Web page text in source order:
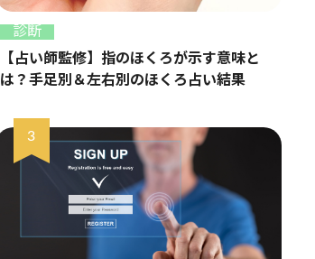
診断
【占い師監修】指のほくろが示す意味と
は？手足別＆左右別のほくろ占い結果